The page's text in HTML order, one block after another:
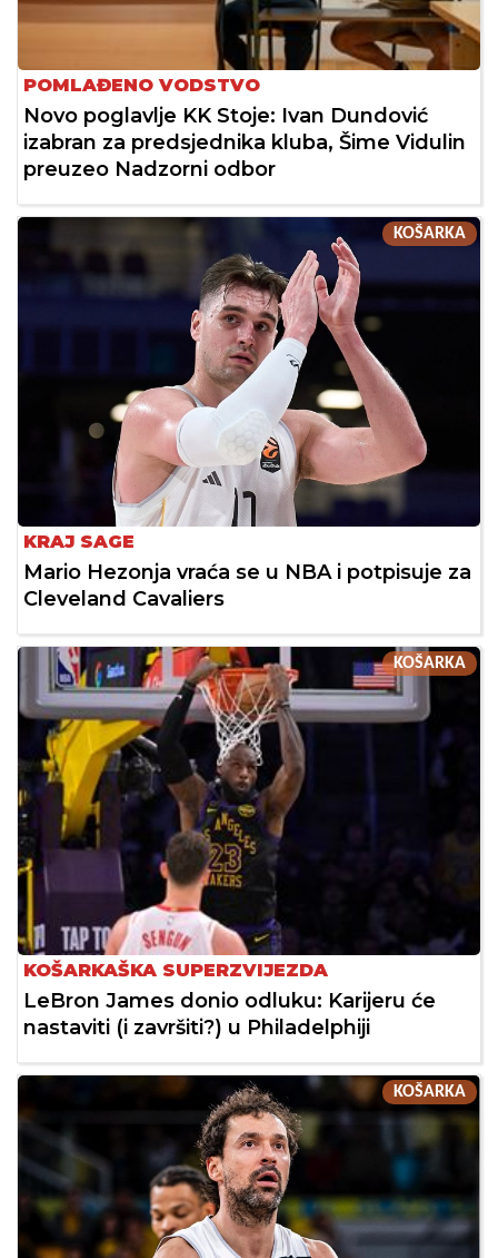
POMLAĐENO VODSTVO
Novo poglavlje KK Stoje: Ivan Dundović
izabran za predsjednika kluba, Šime Vidulin
preuzeo Nadzorni odbor
KOŠARKA
KRAJ SAGE
Mario Hezonja vraća se u NBA i potpisuje za
Cleveland Cavaliers
KOŠARKA
KOŠARKAŠKA SUPERZVIJEZDA
LeBron James donio odluku: Karijeru će
nastaviti (i završiti?) u Philadelphiji
KOŠARKA